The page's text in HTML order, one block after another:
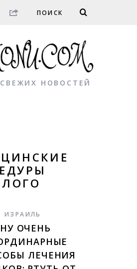
НОВОСТЕЙ
ИЗРАИЛЬ
НУ ОЧЕНЬ
ЛЕЧЕНИЯ